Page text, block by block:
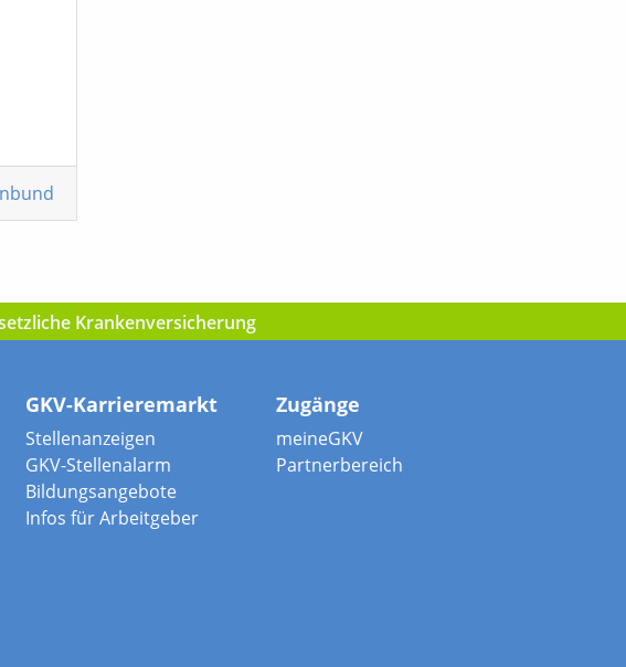
Krankenversicherung
GKV-Karrieremarkt
Stellenanzeigen
GKV-Stellenalarm
Bildungsangebote
Infos für Arbeitgeber
Zugänge
meineGKV
Partnerbereich